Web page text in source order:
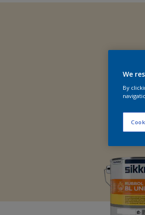
We
By